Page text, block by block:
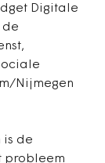
Digitale
de
Nijmegen
is de
probleem